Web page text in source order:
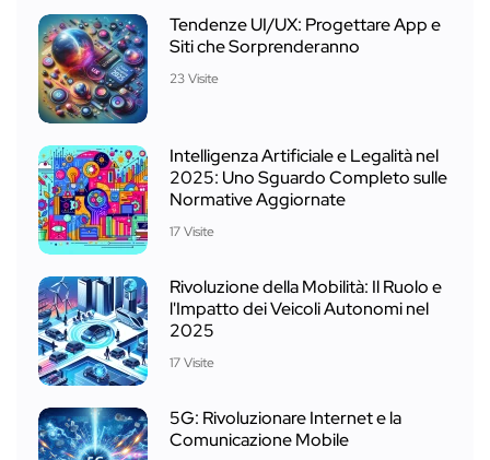
Tendenze UI/UX: Progettare App e
Siti che Sorprenderanno
23 Visite
Intelligenza Artificiale e Legalità nel
2025: Uno Sguardo Completo sulle
Normative Aggiornate
17 Visite
Rivoluzione della Mobilità: Il Ruolo e
l'Impatto dei Veicoli Autonomi nel
2025
17 Visite
5G: Rivoluzionare Internet e la
Comunicazione Mobile